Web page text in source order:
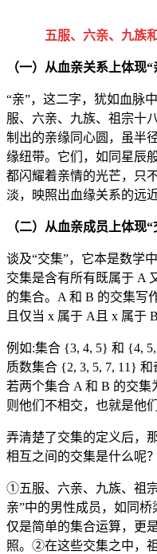
五服、六亲、九族
（一）从血亲关系上体现“
“亲”，这二字，犹如血脉
服、六亲、九族、祖宗十
制出的亲缘同心圆，虽半
缘纽带。它们，如同星辰
都闪耀着亲情的光芒，只
淡，映照出血缘关系的远近
（二）从血亲成员上体现“
谈及“交集”，它本是数学
交集是含有所有既属于 A
的集合。A 和 B 的交集写
且仅当 x 属于 A且 x 属于 B
例如:集合 {3, 4, 5} 和 {4,
质数集合 {2, 3, 5, 7, 11} 和
若两个集合 A 和 B 的交集
则他们不相交，也就是他
弄清楚了交集的定义后，
相互之间的交集是什么呢？
①五服、六亲、九族、祖
亲”中的男性成员，如同
仅是简单的集合运算，更
照。②在这些交集之中，